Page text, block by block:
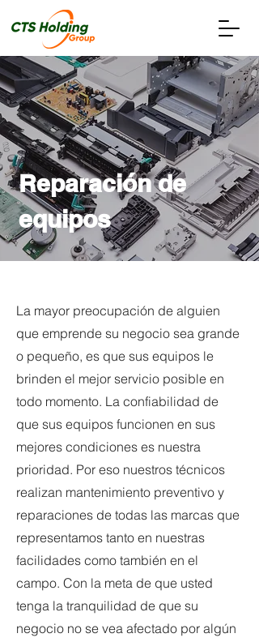
Reparación de
equipos
La mayor preocupación de alguien
que emprende su negocio sea grande
o pequeño, es que sus equipos le
brinden el mejor servicio posible en
todo momento. La confiabilidad de
que sus equipos funcionen en sus
mejores condiciones es nuestra
prioridad. Por eso nuestros técnicos
realizan mantenimiento preventivo y
reparaciones de todas las marcas que
representamos tanto en nuestras
facilidades como también en el
campo. Con la meta de que usted
tenga la tranquilidad de que su
negocio no se vea afectado por algún